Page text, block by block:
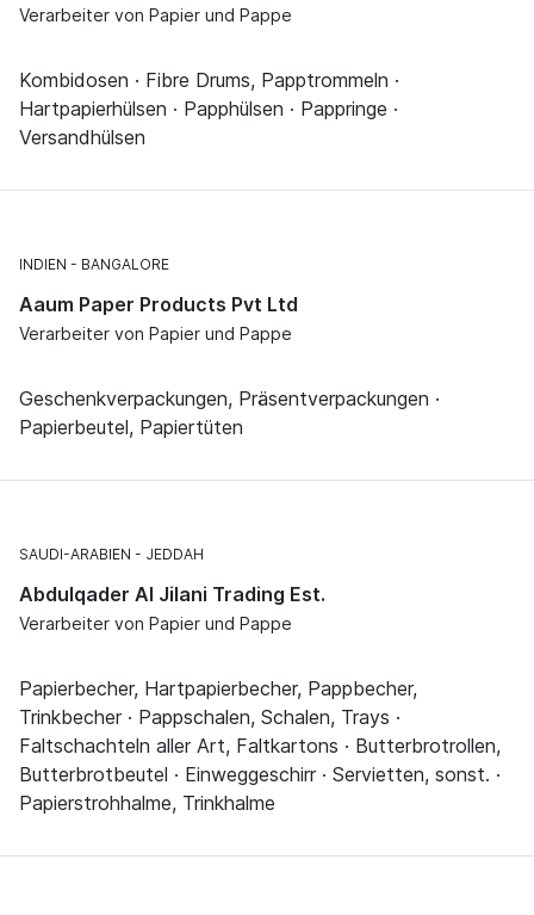
Verarbeiter von Papier und Pappe
Kombidosen · Fibre Drums, Papptrommeln ·
Hartpapierhülsen · Papphülsen · Pappringe ·
Versandhülsen
INDIEN BANGALORE
Aaum Paper Products Pvt Ltd
Verarbeiter von Papier und Pappe
Geschenkverpackungen, Präsentverpackungen ·
Papierbeutel, Papiertüten
SAUDI-ARABIEN JEDDAH
Abdulqader Al Jilani Trading Est.
Verarbeiter von Papier und Pappe
Papierbecher, Hartpapierbecher, Pappbecher,
Trinkbecher · Pappschalen, Schalen, Trays ·
Faltschachteln aller Art, Faltkartons · Butterbrotrollen,
Butterbrotbeutel · Einweggeschirr · Servietten, sonst. ·
Papierstrohhalme, Trinkhalme